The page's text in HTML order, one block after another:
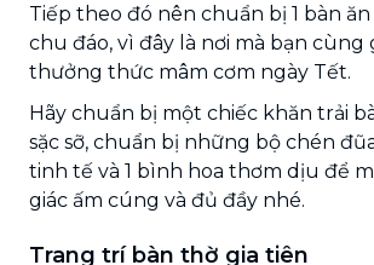
Tiếp theo đó nên chuẩn bị 1 bàn
chu đáo, vì đây là nơi mà bạn cùng
thưởng thức mâm cơm ngày Tết.
Hãy chuẩn bị một chiếc khăn trải
sặc sỡ, chuẩn bị những bộ chén
tinh tế và 1 bình hoa thơm dịu để
giác ấm cúng và đủ đầy nhé.
Trang trí bàn thờ gia tiên